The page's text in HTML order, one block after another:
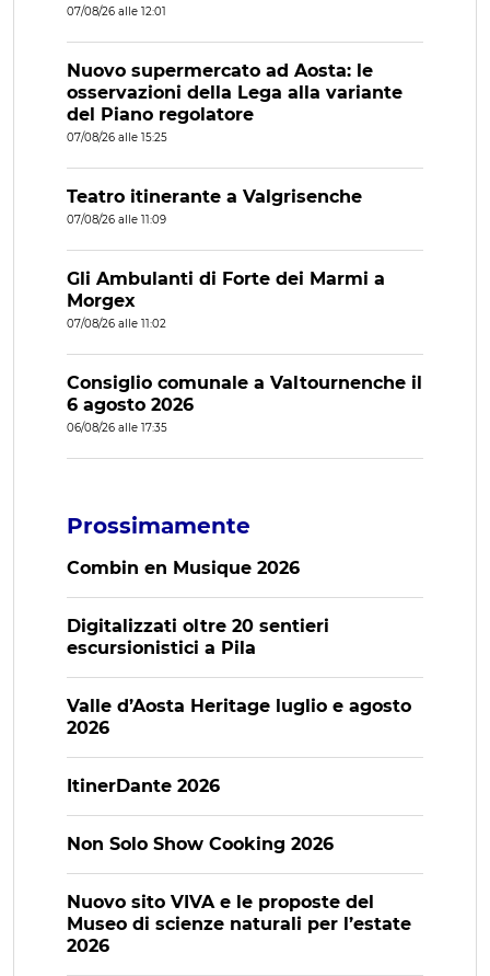
07/08/26 alle 12:01
Nuovo supermercato ad Aosta: le
osservazioni della Lega alla variante
del Piano regolatore
07/08/26 alle 15:25
Teatro itinerante a Valgrisenche
07/08/26 alle 11:09
Gli Ambulanti di Forte dei Marmi a
Morgex
07/08/26 alle 11:02
Consiglio comunale a Valtournenche il
6 agosto 2026
06/08/26 alle 17:35
Prossimamente
Combin en Musique 2026
Digitalizzati oltre 20 sentieri
escursionistici a Pila
Valle d’Aosta Heritage luglio e agosto
2026
ItinerDante 2026
Non Solo Show Cooking 2026
Nuovo sito VIVA e le proposte del
Museo di scienze naturali per l’estate
2026